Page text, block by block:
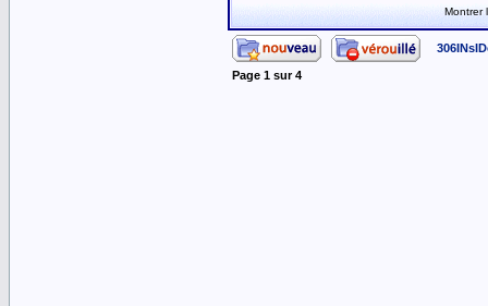
Montrer
Page 1 sur4